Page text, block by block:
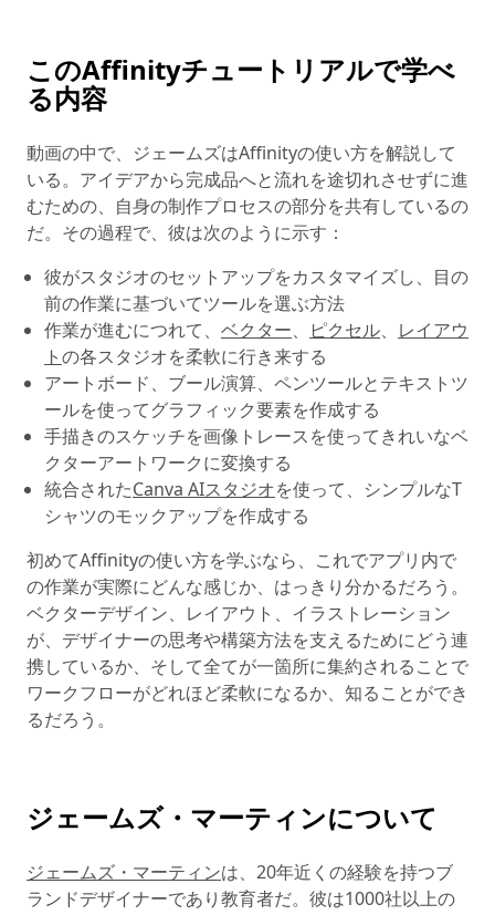
このAffinityチュートリアルで学べ
る内容
動画の中で、ジェームズはAffinityの使い方を解説して
いる。アイデアから完成品へと流れを途切れさせずに進
むための、自身の制作プロセスの部分を共有しているの
だ。その過程で、彼は次のように示す：
彼がスタジオのセットアップをカスタマイズし、目の
前の作業に基づいてツールを選ぶ方法
作業が進むにつれて、 ベクター、 ピクセル、 レイアウ
トの各スタジオを柔軟に行き来する
アートボード、ブール演算、ペンツールとテキストツ
ールを使ってグラフィック要素を作成する
手描きのスケッチを画像トレースを使ってきれいなベ
クターアートワークに変換する
統合されたCanva AIスタジオを使って、シンプルなT
シャツのモックアップを作成する
初めてAffinityの使い方を学ぶなら、これでアプリ内で
の作業が実際にどんな感じか、はっきり分かるだろう。
ベクターデザイン、レイアウト、イラストレーション
が、デザイナーの思考や構築方法を支えるためにどう連
携しているか、そして全てが一箇所に集約されることで
ワークフローがどれほど柔軟になるか、知ることができ
るだろう。
ジェームズ・マーティンについて
ジェームズ・マーティンは、20年近くの経験を持つブ
ランドデザイナーであり教育者だ。彼は1000社以上の